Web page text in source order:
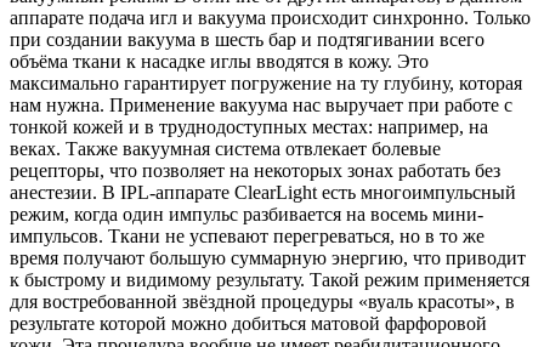
аппарате подача игл и вакуума происходит синхронно. Только
при создании вакуума в шесть бар и подтягивании всего
объёма ткани к насадке иглы вводятся в кожу. Это
максимально гарантирует погружение на ту глубину, которая
нам нужна. Применение вакуума нас выручает при работе с
тонкой кожей и в труднодоступных местах: например, на
веках. Также вакуумная система отвлекает болевые
рецепторы, что позволяет на некоторых зонах работать без
анестезии. В IPL-аппарате ClearLight есть многоимпульсный
режим, когда один импульс разбивается на восемь мини-
импульсов. Ткани не успевают перегреваться, но в то же
время получают большую суммарную энергию, что приводит
к быстрому и видимому результату. Такой режим применяется
для востребованной звёздной процедуры «вуаль красоты», в
результате которой можно добиться матовой фарфоровой